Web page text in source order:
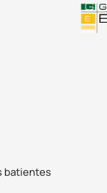
batientes